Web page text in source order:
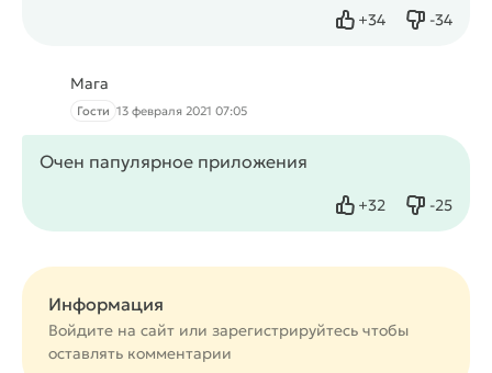
+34
Нравится -34
Не
Мага
Гости 13 февраля 2021 07:05
Очен папулярное приложения
+32
Нравится -25
Не
Информация
Войдите на сайт или зарегистрируйтесь чтобы
оставлять комментарии